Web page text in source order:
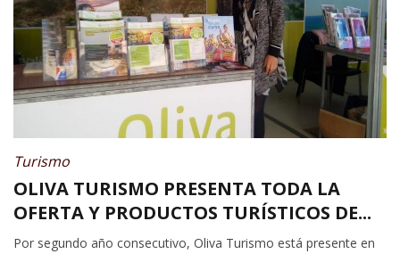
Turismo
OLIVA TURISMO PRESENTA TODA LA
OFERTA Y PRODUCTOS TURÍSTICOS DE...
Por segundo año consecutivo, Oliva Turismo está presente en